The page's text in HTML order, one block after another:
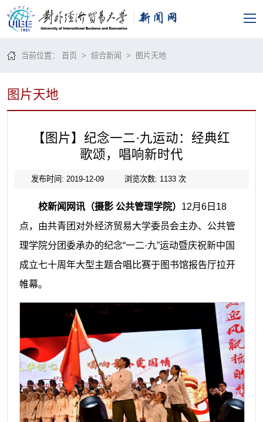
当前位置：首页 >综合新闻 > 图片天地
图片天地
【图片】纪念一二·九运动：经典红
歌颂，唱响新时代
发布时间: 2019-12-09 浏览次数: 1133次
校新闻网讯（摄影 公共管理学院） 12月6日18
点，由共青团对外经济贸易大学委员会主办、公共管
理学院分团委承办的纪念“一二·九”运动暨庆祝新中国
成立七十周年大型主题合唱比赛于图书馆报告厅拉开
帷幕。